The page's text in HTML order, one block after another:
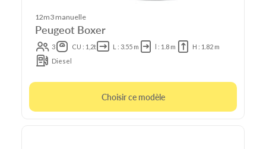
12m3 manuelle
Peugeot Boxer
3 CU : 1,2t L : 3.55 m l : 1.8 m
H : 1.82 m
Diesel
Choisir ce modèle